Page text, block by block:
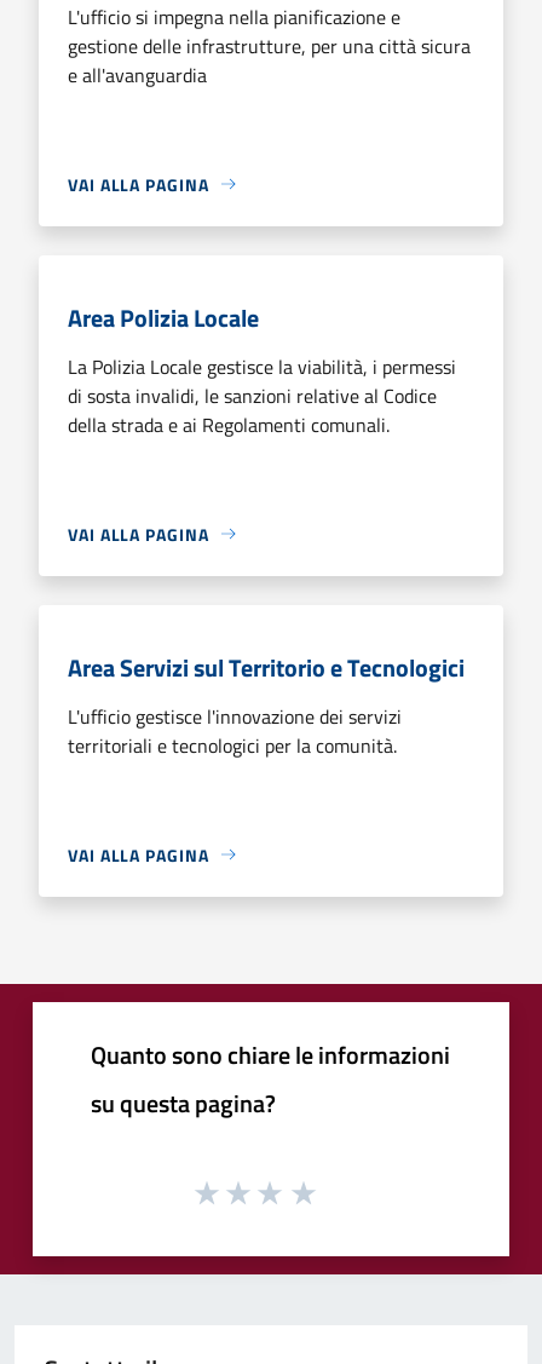
L'ufficio si impegna nella pianificazione e
gestione delle infrastrutture, per una città sicura
e all'avanguardia
VAI ALLA PAGINA
Area Polizia Locale
La Polizia Locale gestisce la viabilità, i permessi
di sosta invalidi, le sanzioni relative al Codice
della strada e ai Regolamenti comunali.
VAI ALLA PAGINA
Area Servizi sul Territorio e Tecnologici
L'ufficio gestisce l'innovazione dei servizi
territoriali e tecnologici per la comunità.
VAI ALLA PAGINA
Quanto sono chiare le informazioni
su questa pagina?